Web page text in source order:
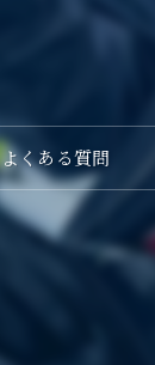
よくある質問